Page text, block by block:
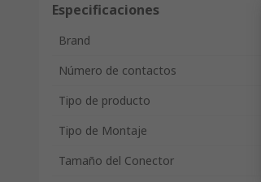
Especificaciones
Brand
Número de contactos
Tipo de producto
Tipo de Montaje
Tamaño del Conector